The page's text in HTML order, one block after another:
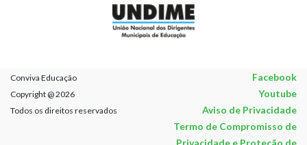
Conviva Educação Facebook
Copyright @ 2026 Youtube
Todos os direitos reservados
Aviso de Privacidade
Termo de Compromisso de
Privacidade e Proteção de